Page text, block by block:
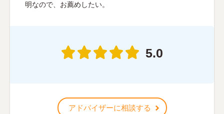
明なので、お薦めしたい。
5.0
アドバイザーに相談する